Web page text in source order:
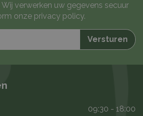
verwerken uw gegevens secuur
onze privacy policy.
09:30 - 18:00